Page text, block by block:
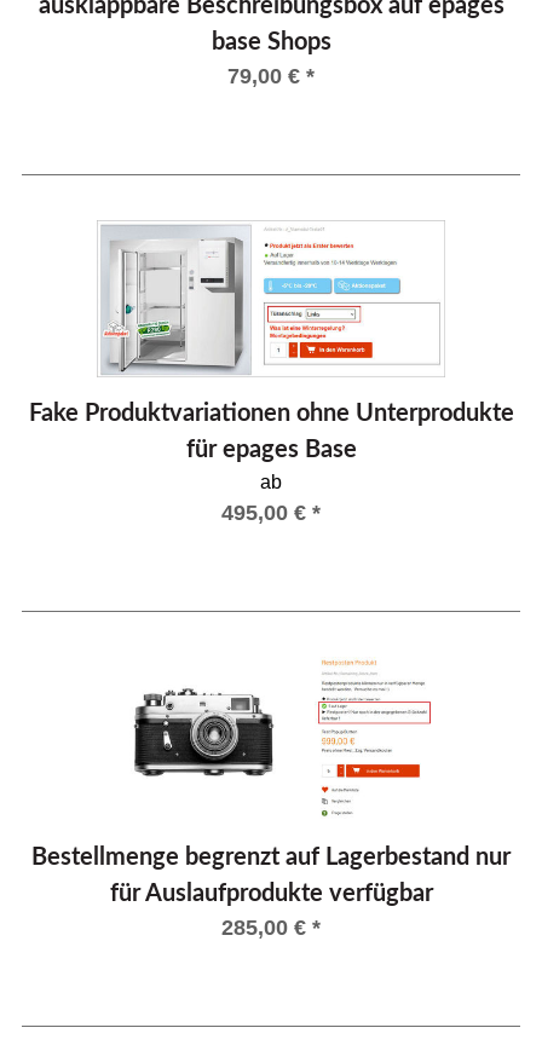
ausklappbare Beschreibungsbox auf epages
base Shops
79,00 € *
Fake Produktvariationen ohne Unterprodukte
für epages Base
ab
495,00 € *
Bestellmenge begrenzt auf Lagerbestand nur
für Auslaufprodukte verfügbar
285,00 € *